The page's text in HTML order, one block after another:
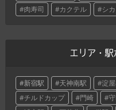
肉寿司
カクテル シ
エリア・駅
新宿駅 天神南駅 淀
チルドカップ
門崎